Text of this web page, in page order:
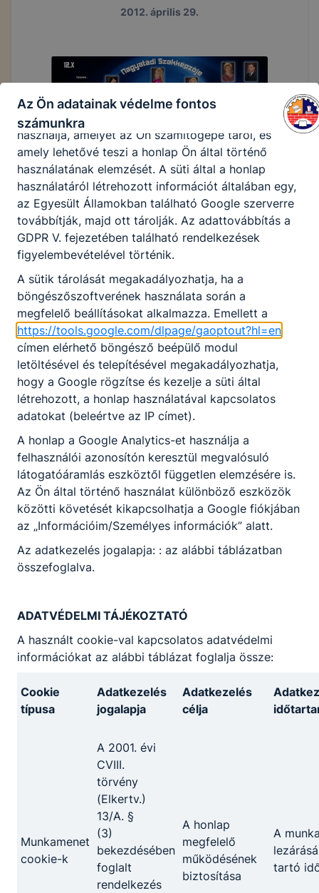
2012. április 29.
Az Ön adatainak védelme fontos
számunkra
honlapunk funkcióinak teljes körű használatára (nem
eltérően fog működni böngészőjében.
A honlap Google Analytics-et, a Google Inc. webes
elemző szolgáltatását használja. Ennek során a
Google Analytics a süti egy meghatározott formáját
használja, amelyet az Ön számítógépe tárol, és
amely lehetővé teszi a honlap Ön által történő
használatának elemzését. A süti által a honlap
használatáról létrehozott információt általában egy,
az Egyesült Államokban található Google szerverre
továbbítják, majd ott tárolják. Az adattovábbítás a
GDPR V. fejezetében található rendelkezések
figyelembevételével történik.
A sütik tárolását megakadályozhatja, ha a
böngészőszoftverének használata során a
megfelelő beállításokat alkalmazza. Emellett a
https://tools.google.com/dlpage/gaoptout?hl=en
címen elérhető böngésző beépülő modul
letöltésével és telepítésével megakadályozhatja,
hogy a Google rögzítse és kezelje a süti által
létrehozott, a honlap használatával kapcsolatos
adatokat (beleértve az IP címet).
A honlap a Google Analytics-et használja a
felhasználói azonosítón keresztül megvalósuló
látogatóáramlás eszköztől független elemzésére is.
Az Ön által történő használat különböző eszközök
közötti követését kikapcsolhatja a Google fiókjában
az „Információim/Személyes információk” alatt.
Az adatkezelés jogalapja: : az alábbi táblázatban
összefoglalva.
ADATVÉDELMI TÁJÉKOZTATÓ
A használt cookie-val kapcsolatos adatvédelmi
információkat az alábbi táblázat foglalja össze:
Cookie
típusa
Adatkezelés
jogalapja
Adatkezelés
célja
Munkamenet
cookie-k
A 2001. évi
CVIII.
törvény
(Elkertv.)
13/A. §
(3)
bekezdésében
foglalt
rendelkezés
A honlap
megfelelő
működésének
biztosítása
A
tartó